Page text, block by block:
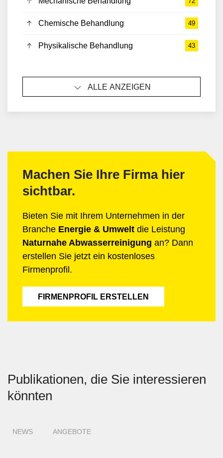
Chemische Behandlung 49
Physikalische Behandlung 43
ALLE ANZEIGEN
Machen Sie Ihre Firma hier
sichtbar.
Bieten Sie mit Ihrem Unternehmen in der
Branche Energie & Umwelt die Leistung
Naturnahe Abwasserreinigung an? Dann
erstellen Sie jetzt ein kostenloses
Firmenprofil.
FIRMENPROFIL ERSTELLEN
Publikationen, die Sie interessieren
könnten
NEWS ANGEBOTE